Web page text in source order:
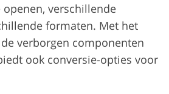
verschillende
formaten. Met het
verborgen componenten
ook conversie-opties voor